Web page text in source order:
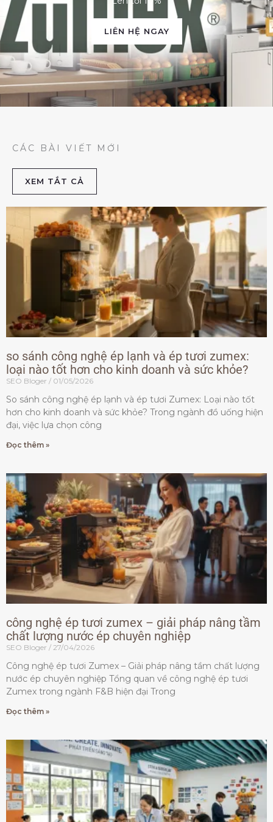
LIÊN HỆ NGAY
CÁC BÀI VIẾT MỚI
XEM TẮT CẢ
so sánh công nghệ ép lạnh và ép tươi zumex:
loại nào tốt hơn cho kinh doanh và sức khỏe?
SEO Bloger 01/05/2026
So sánh công nghệ ép lạnh và ép tươi Zumex: Loại nào tốt
hơn cho kinh doanh và sức khỏe? Trong ngành đồ uống hiện
đại, việc lựa chọn công
Đọc thêm »
công nghệ ép tươi zumex – giải pháp nâng tầm
chất lượng nước ép chuyên nghiệp
SEO Bloger 27/04/2026
Công nghệ ép tươi Zumex – Giải pháp nâng tầm chất lượng
nước ép chuyên nghiệp Tổng quan về công nghệ ép tươi
Zumex trong ngành F&B hiện đại Trong
Đọc thêm »